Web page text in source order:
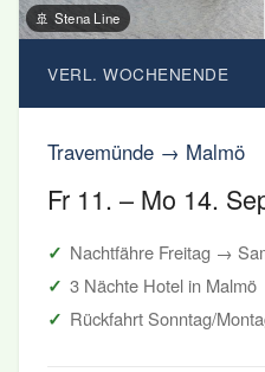
🚢 Stena Line
VERL. WOCHENENDE
Travemünde → Malmö
Fr 11. – Mo 14.
Nachtfähre Freitag →
3 Nächte Hotel in Malmö
Rückfahrt Sonntag/